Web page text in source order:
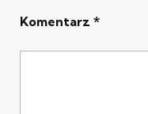
Komentarz *